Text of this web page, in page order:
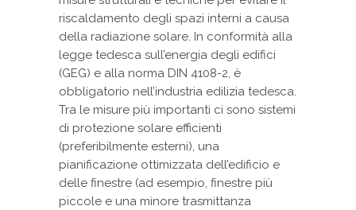
riscaldamento degli spazi interni a causa
della radiazione solare. In conformità alla
legge tedesca sull’energia degli edifici
(GEG) e alla norma DIN 4108-2, è
obbligatorio nell’industria edilizia tedesca.
Tra le misure più importanti ci sono sistemi
di protezione solare efficienti
(preferibilmente esterni), una
pianificazione ottimizzata dell’edificio e
delle finestre (ad esempio, finestre più
piccole e una minore trasmittanza